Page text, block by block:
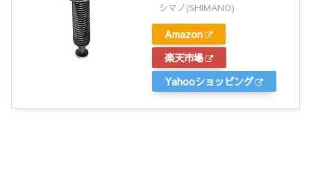
シマノ(SHIMANO)
Amazon
楽天市場
Yahooショッピング